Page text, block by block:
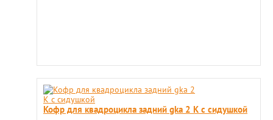
Кофр для квадроцикла задний gka 2 K с сидушкой